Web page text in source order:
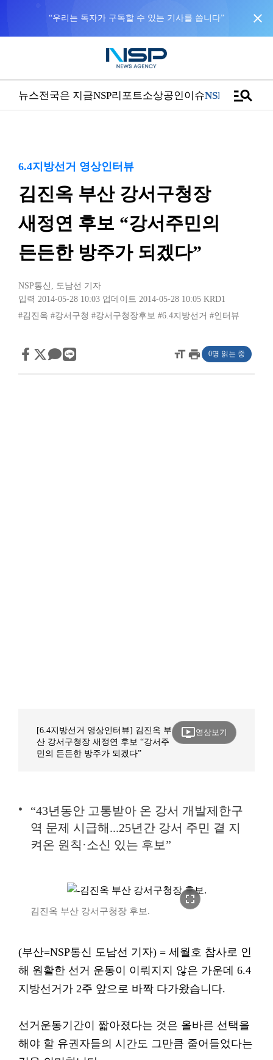
close
뉴스전국은 지금NSP리포트소상공인이슈NSPTVmanage_search
6.4지방선거 영상인터뷰
김진옥 부산 강서구청장
새정연 후보 “강서주민의
든든한 방주가 되겠다”
NSP통신 , 도남선 기자
입력 2014-05-28 10:03 업데이트 2014-05-28 10:05 KRD1
#김진옥 #강서구청 #강서구청장후보 #6.4지방선거 #인터뷰
format_sizeprint 0명 읽는 중
[6.4지방선거 영상인터뷰] 김진옥 부
산 강서구청장 새정연 후보 “강서주
민의 든든한 방주가 되겠다”
ondemand_video영상보기
“43년동안 고통받아 온 강서 개발제한구
역 문제 시급해...25년간 강서 주민 곁 지
켜온 원칙·소신 있는 후보”
fullscreen
김진옥 부산 강서구청장 후보.
(부산=NSP통신 도남선 기자) = 세월호 참사로 인
해 원활한 선거 운동이 이뤄지지 않은 가운데 6.4
지방선거가 2주 앞으로 바짝 다가왔습니다.
선거운동기간이 짧아졌다는 것은 올바른 선택을
해야 할 유권자들의 시간도 그만큼 줄어들었다는